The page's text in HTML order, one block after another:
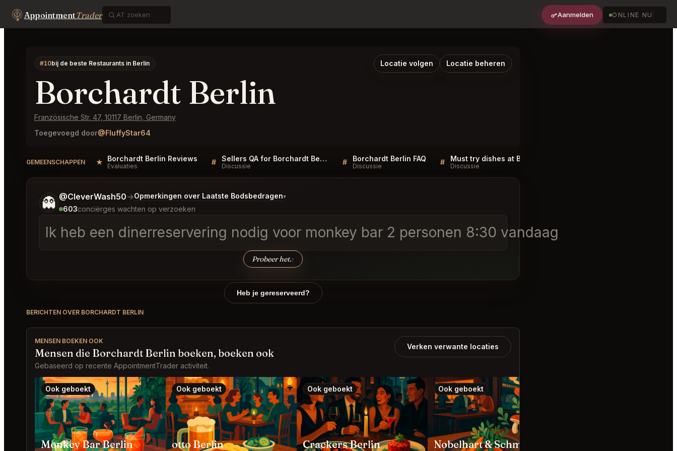
AppointmentTrader Aanmelden ONLINE NU
#10bij de beste Restaurants in Berlin Locatie volgen Locatie beheren
Borchardt Berlin
Französische Str. 47, 10117 Berlin, Germany
Toegevoegd door@FluffyStar64
GEMEENSCHAPPEN ★ Borchardt Berlin Reviews
Evaluaties # Sellers QA for Borchardt Berlin
Discussie # Borchardt Berlin FAQ
Discussie # Discussie
👻 @CleverWash50→Opmerkingen over Laatste Bodsbedragen▾
603conciërges wachten op verzoeken
Ik heb een dinerreservering nodig voor monkey bar 2 personen 8:30 vandaag
Probeer het.↑
Vertel me wat je wilt.
Heb je gereserveerd?
BERICHTEN OVER BORCHARDT BERLIN
MENSEN BOEKEN OOK
Mensen die Borchardt Berlin boeken, boeken ook
Gebaseerd op recente AppointmentTrader activiteit.
Verken verwante locaties
Ook geboekt
Monkey Bar Berlin
Ook geboekt
otto Berlin
Ook geboekt
Crackers Berlin
Ook geboekt